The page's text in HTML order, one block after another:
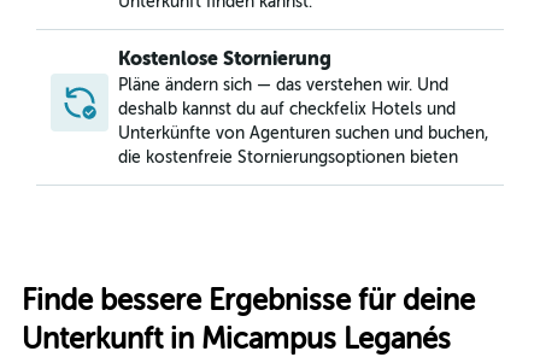
Kostenlose Stornierung
Pläne ändern sich — das verstehen wir. Und
deshalb kannst du auf checkfelix Hotels und
Unterkünfte von Agenturen suchen und buchen,
die kostenfreie Stornierungsoptionen bieten
Finde bessere Ergebnisse für deine
Unterkunft in Micampus Leganés